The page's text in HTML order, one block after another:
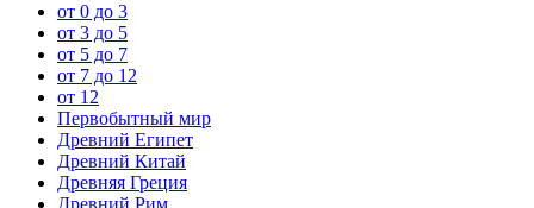
от 0 до 3
от 3 до 5
от 5 до 7
от 7 до 12
от 12
Первобытный мир
Древний Египет
Древний Китай
Древняя Греция